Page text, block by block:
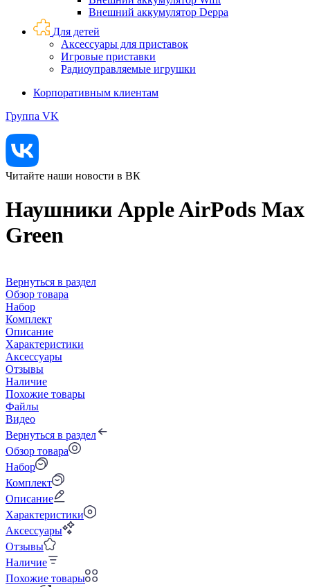
Внешний аккумулятор Deppa
Для детей
Аксессуары для приставок
Игровые приставки
Радиоуправляемые игрушки
Корпоративным клиентам
Группа VK
Читайте наши новости в ВК
Наушники Apple AirPods Max
Green
Вернуться в раздел
Обзор товара
Набор
Комплект
Описание
Характеристики
Аксессуары
Отзывы
Наличие
Похожие товары
Файлы
Видео
Вернуться в раздел
Обзор товара
Набор
Комплект
Описание
Характеристики
Аксессуары
Отзывы
Наличие
Похожие товары